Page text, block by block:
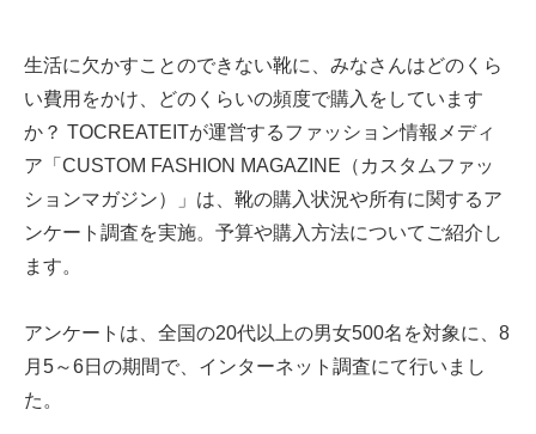
生活に欠かすことのできない靴に、みなさんはどのくら
い費用をかけ、どのくらいの頻度で購入をしています
か？ TOCREATEITが運営するファッション情報メディ
ア「CUSTOM FASHION MAGAZINE（カスタムファッ
ションマガジン）」は、靴の購入状況や所有に関するア
ンケート調査を実施。予算や購入方法についてご紹介し
ます。
アンケートは、全国の20代以上の男女500名を対象に、8
月5～6日の期間で、インターネット調査にて行いまし
た。